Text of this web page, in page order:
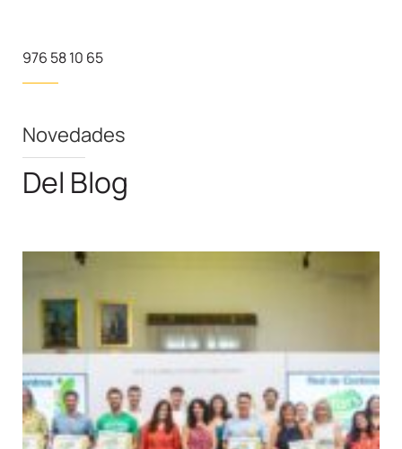
976 58 10 65
Novedades
Del Blog